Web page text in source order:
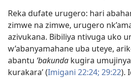
Reka dufate urugero: hari
zimwe na zimwe, urugero
azivukana. Bibiliya ntivuga uko
w’abanyamahane uba uteye,
abantu ‘bakunda kugira umujinya
kurakara’ (Imigani 22:24; 29:22).